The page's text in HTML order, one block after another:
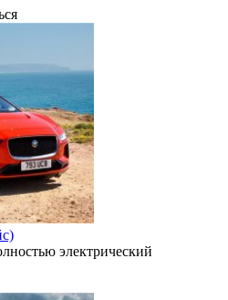
электрический